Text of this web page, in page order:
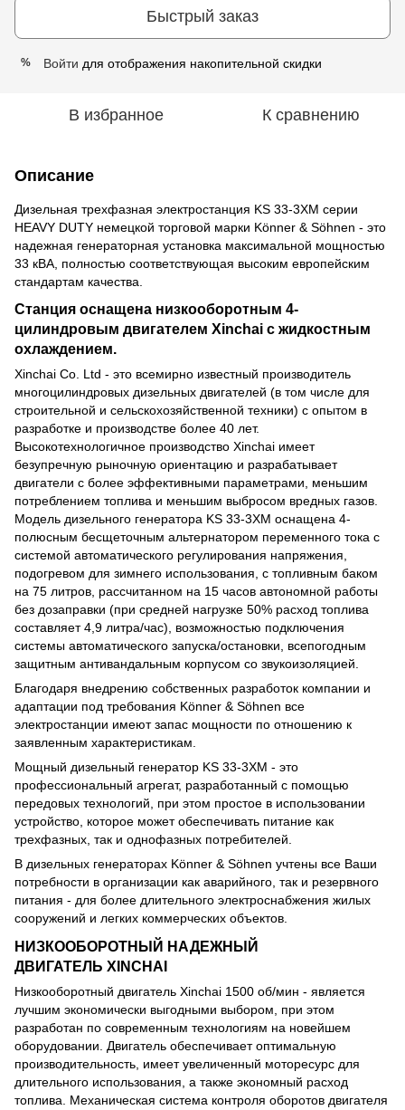
Быстрый заказ
% Войти для отображения накопительной скидки
В избранное К сравнению
Описание
Дизельная трехфазная электростанция KS 33-3XM серии
HEAVY DUTY немецкой торговой марки Könner & Söhnen - это
надежная генераторная установка максимальной мощностью
33 кВА, полностью соответствующая высоким европейским
стандартам качества.
Станция оснащена низкооборотным 4-
цилиндровым двигателем Xinchai с жидкостным
охлаждением.
Xinchai Co. Ltd - это всемирно известный производитель
многоцилиндровых дизельных двигателей (в том числе для
строительной и сельскохозяйственной техники) с опытом в
разработке и производстве более 40 лет.
Высокотехнологичное производство Xinchai имеет
безупречную рыночную ориентацию и разрабатывает
двигатели с более эффективными параметрами, меньшим
потреблением топлива и меньшим выбросом вредных газов.
Модель дизельного генератора KS 33-3XM оснащена 4-
полюсным бесщеточным альтернатором переменного тока с
системой автоматического регулирования напряжения,
подогревом для зимнего использования, с топливным баком
на 75 литров, рассчитанном на 15 часов автономной работы
без дозаправки (при средней нагрузке 50% расход топлива
составляет 4,9 литра/час), возможностью подключения
системы автоматического запуска/остановки, всепогодным
защитным антивандальным корпусом со звукоизоляцией.
Благодаря внедрению собственных разработок компании и
адаптации под требования Könner & Söhnen все
электростанции имеют запас мощности по отношению к
заявленным характеристикам.
Мощный дизельный генератор KS 33-3XM - это
профессиональный агрегат, разработанный с помощью
передовых технологий, при этом простое в использовании
устройство, которое может обеспечивать питание как
трехфазных, так и однофазных потребителей.
В дизельных генераторах Könner & Söhnen учтены все Ваши
потребности в организации как аварийного, так и резервного
питания - для более длительного электроснабжения жилых
сооружений и легких коммерческих объектов.
НИЗКООБОРОТНЫЙ НАДЕЖНЫЙ
ДВИГАТЕЛЬ XINCHAI
Низкооборотный двигатель Xinchai 1500 об/мин - является
лучшим экономически выгодными выбором, при этом
разработан по современным технологиям на новейшем
оборудовании. Двигатель обеспечивает оптимальную
производительность, имеет увеличенный моторесурс для
длительного использования, а также экономный расход
топлива. Механическая система контроля оборотов двигателя